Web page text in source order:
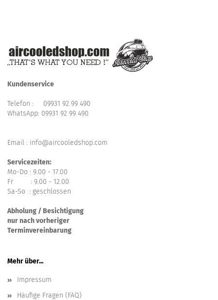
Kundenservice
Telefon : 09931 92 99 490
WhatsApp: 09931 92 99 490
Email : info@aircooledshop.com
Servicezeiten:
Mo-Do : 9.00 - 17.00
Fr : 9.00 - 12.00
Sa-So : geschlossen
Abholung / Besichtigung
nur nach vorheriger
Terminvereinbarung
Mehr über...
Impressum
Häufige Fragen (FAQ)